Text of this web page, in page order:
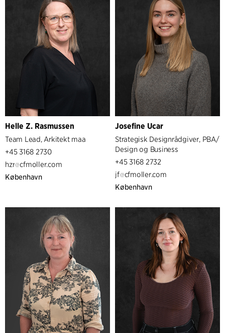
Helle Z. Rasmussen
Team Lead, Arkitekt maa
+45 3168 2730
hzr
cfmoller.com
København
Josefine Ucar
Strategisk Designrådgiver, PBA/
Design og Business
+45 3168 2732
jf
cfmoller.com
København